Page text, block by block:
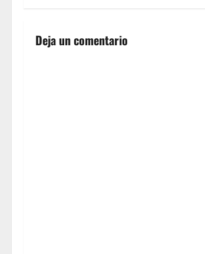
g
Deja un comentario